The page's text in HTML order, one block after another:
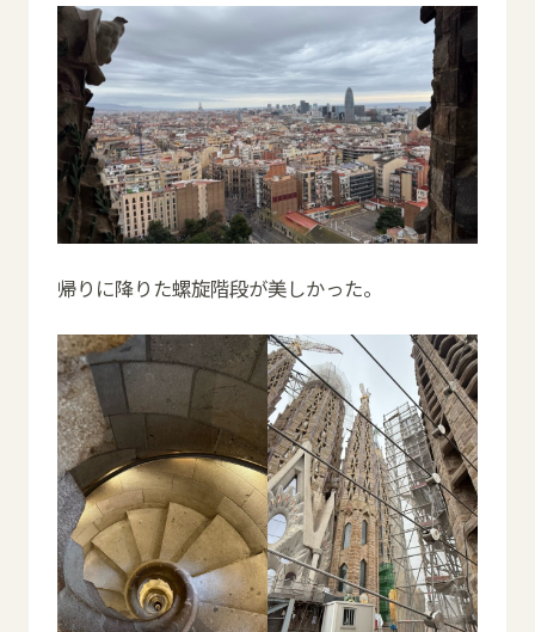
帰りに降りた螺旋階段が美しかった。